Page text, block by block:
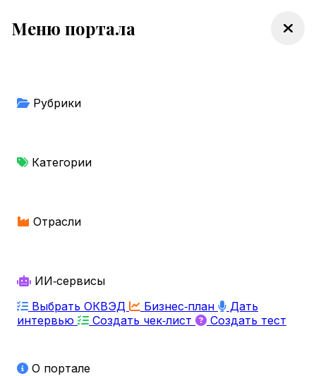
Меню портала
Рубрики
Категории
Отрасли
ИИ‑сервисы
Выбрать ОКВЭД
Бизнес‑план
Дать
интервью
Создать чек‑лист Создать тест
О портале